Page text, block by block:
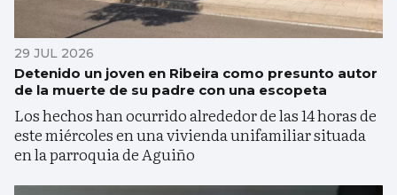
29 JUL 2026
Detenido un joven en Ribeira como presunto autor
de la muerte de su padre con una escopeta
Los hechos han ocurrido alrededor de las 14 horas de
este miércoles en una vivienda unifamiliar situada
en la parroquia de Aguiño